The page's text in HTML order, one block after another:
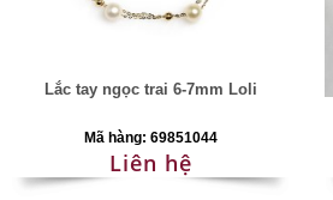
Lắc tay ngọc trai 6-7mm Loli
Mã hàng: 69851044
Liên hệ